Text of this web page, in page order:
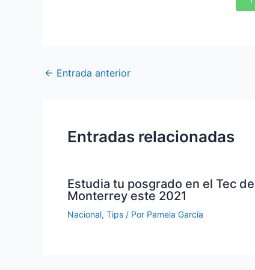
← Entrada anterior
Entradas relacionadas
Estudia tu posgrado en el Tec de
Monterrey este 2021
Nacional, Tips / Por Pamela García